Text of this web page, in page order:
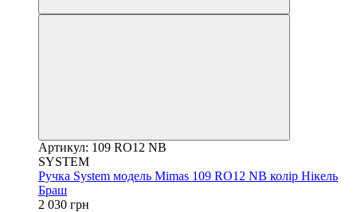
Артикул: 109 RO12 NB
SYSTEM
Ручка System модель Mimas 109 RO12 NB колір Нікель
Браш
2 030 грн